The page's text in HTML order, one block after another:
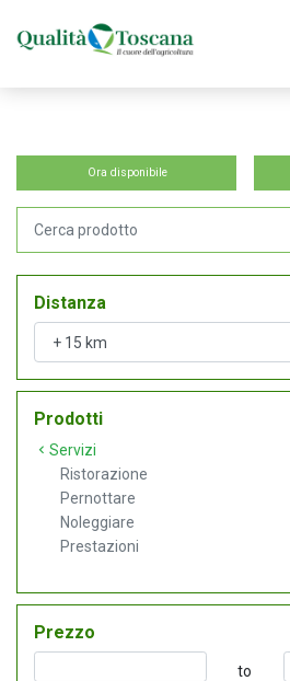
Ora disponibile
Distanza
Prodotti
Servizi
Ristorazione
Pernottare
Noleggiare
Prestazioni
Prezzo
to